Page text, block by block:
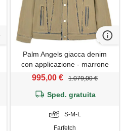
Palm Angels giacca denim
con applicazione - marrone
995,00 € 1.079,00 €
Sped. gratuita
S-M-L
Farfetch